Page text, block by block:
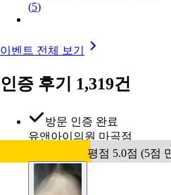
[홍대 포레나의원] 주름보톡스
2만 9백원
평점 4.6점 (5점 만점)
(5)